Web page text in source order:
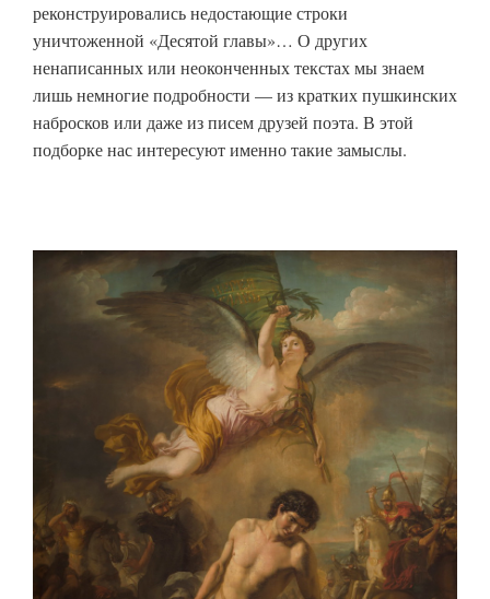
реконструировались недостающие строки
уничтоженной «Десятой главы»… О других
ненаписанных или неоконченных текстах мы знаем
лишь немногие подробности — из кратких пушкинских
набросков или даже из писем друзей поэта. В этой
подборке нас интересуют именно такие замыслы.